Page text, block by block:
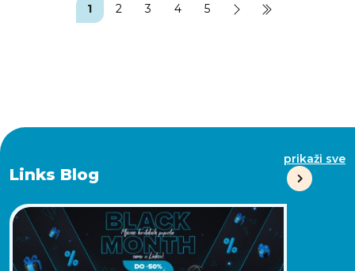
1 2 3 4 5
Links Blog
prikaži sve